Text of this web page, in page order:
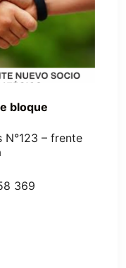
bloque
N°123 – frente
8 369